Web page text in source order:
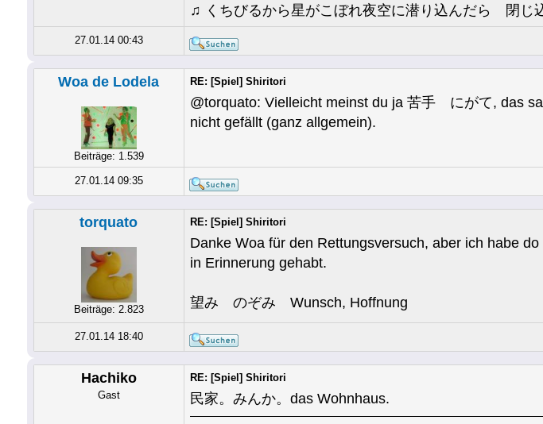
♫ くちびるから星がこぼれ夜空に潜り込んだら 閉じ
27.01.14 00:43
Woa de Lodela
Beiträge: 1.539
RE: [Spiel] Shiritori
@torquato: Vielleicht meinst du ja 苦手 にがて, das
nicht gefällt (ganz allgemein).
27.01.14 09:35
torquato
Beiträge: 2.823
RE: [Spiel] Shiritori
Danke Woa für den Rettungsversuch, aber ich habe
in Erinnerung gehabt.
望み のぞみ Wunsch, Hoffnung
27.01.14 18:40
Hachiko
Gast
RE: [Spiel] Shiritori
民家。みんか。das Wohnhaus.